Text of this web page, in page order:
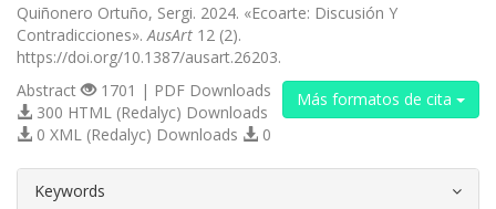
Quiñonero Ortuño, Sergi. 2024. «Ecoarte: Discusión Y
Contradicciones».AusArt 12 (2).
https://doi.org/10.1387/ausart.26203.
Más formatos de cita
Abstract
1701 | PDF Downloads
300 HTML (Redalyc) Downloads
0 XML (Redalyc) Downloads
0
Keywords